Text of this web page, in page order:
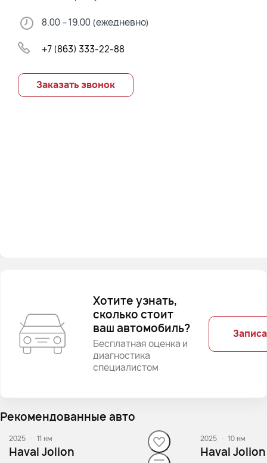
8.00 – 19.00 (ежедневно)
+7 (863) 333-22-88
Заказать звонок
Хотите узнать,
сколько стоит
ваш автомобиль?
Бесплатная оценка и
диагностика
специалистом
Рекомендованные авто
2025 · 11 км
Haval Jolion
2025 · 10 км
Haval Jolion